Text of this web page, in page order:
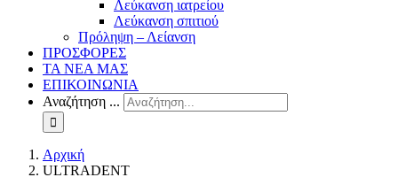
Λεύκανση ιατρείου
Λεύκανση σπιτιού
Πρόληψη – Λείανση
ΠΡΟΣΦΟΡΕΣ
ΤΑ ΝΕΑ ΜΑΣ
ΕΠΙΚΟΙΝΩΝΙΑ
Αναζήτηση ...
Αρχική
ULTRADENT